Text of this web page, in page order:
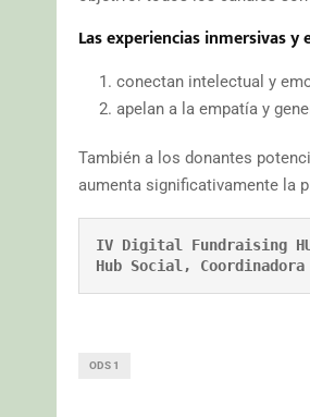
Las experiencias inmersivas y
conectan intelectual y
apelan a la empatía y
También a los donantes
aumenta significativamente la
IV Digital Fundraising
Hub Social,
ODS 1